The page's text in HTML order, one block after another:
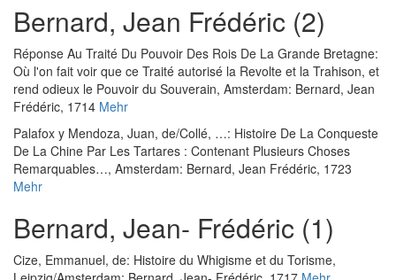
Bernard, Jean Frédéric (2)
Réponse Au Traité Du Pouvoir Des Rois De La Grande Bretagne:
Où l'on fait voir que ce Traité autorisé la Revolte et la Trahison, et
rend odieux le Pouvoir du Souverain, Amsterdam: Bernard, Jean
Frédéric, 1714 Mehr
Palafox y Mendoza, Juan, de/Collé, …: Histoire De La Conqueste
De La Chine Par Les Tartares : Contenant Plusieurs Choses
Remarquables…, Amsterdam: Bernard, Jean Frédéric, 1723
Mehr
Bernard, Jean- Frédéric (1)
Cize, Emmanuel, de: Histoire du Whigisme et du Torisme,